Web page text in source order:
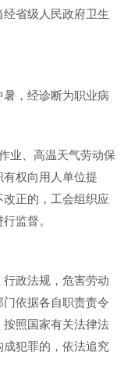
省级人民政府卫生
，经诊断为职业病
业、高温天气劳动保
权向用人单位提
正的，工会组织应
监督。
政法规，危害劳动
依据各自职责责令
照国家有关法律法
犯罪的，依法追究